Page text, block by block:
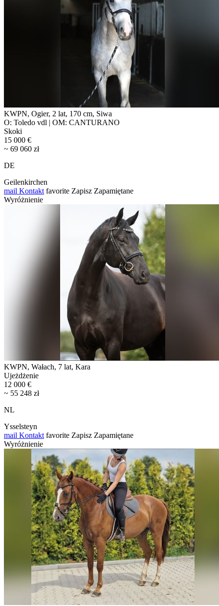
KWPN, Ogier, 2 lat, 170 cm, Siwa
O: Toledo vdl | OM: CANTURANO
Skoki
15 000 €
~ 69 060 zł
DE
Geilenkirchen
mail Kontakt favorite Zapisz Zapamiętane
Wyróżnienie
KWPN, Wałach, 7 lat, Kara
Ujeżdżenie
12 000 €
~ 55 248 zł
NL
Ysselsteyn
mail Kontakt favorite Zapisz Zapamiętane
Wyróżnienie